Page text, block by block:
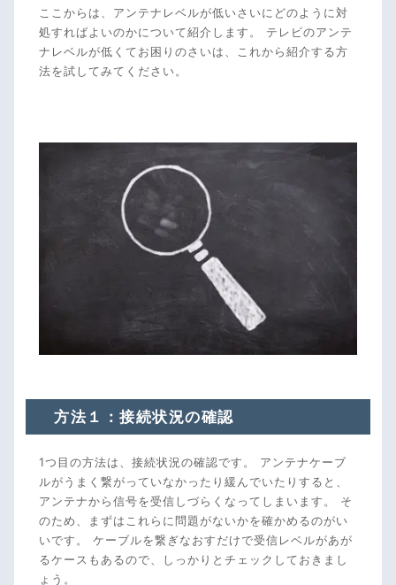
ここからは、アンテナレベルが低いさいにどのように対
処すればよいのかについて紹介します。 テレビのアンテ
ナレベルが低くてお困りのさいは、これから紹介する方
法を試してみてください。
方法１：接続状況の確認
1つ目の方法は、接続状況の確認です。 アンテナケーブ
ルがうまく繋がっていなかったり緩んでいたりすると、
アンテナから信号を受信しづらくなってしまいます。 そ
のため、まずはこれらに問題がないかを確かめるのがい
いです。 ケーブルを繋ぎなおすだけで受信レベルがあが
るケースもあるので、しっかりとチェックしておきまし
ょう。